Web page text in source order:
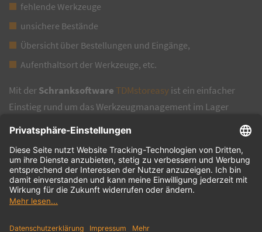
fehlende Werkzeuge
unsichere Bestände
Übersicht über Bestellungen und Eingänge,
Aufenthaltsort der Werkzeuge, etc.
Mit derSchranksoftware TDMstoreasy ist ein einfacher
Einstieg rund um das Werkzeugmanagement im Lager
, transparente
Bestände sowie digital erfasste Werkzeugbewegungen
ermöglichen einoptimiertes Bestellwesenund eine
Reduzierung der Werkzeugsucheauf ein Minimum. In
Kombination mitTDM ScanEasy, der mobilen
Scannerlösung werden die Werkzeugbuchungen mobil auf